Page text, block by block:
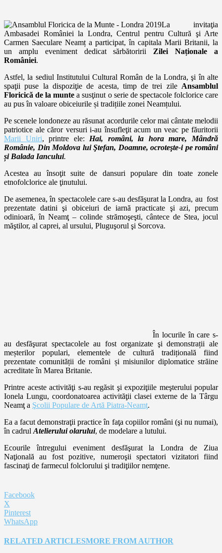
La invitaţia
Ambasadei României la Londra, Centrul pentru Cultură şi Arte
Carmen Saeculare Neamț a participat, în capitala Marii Britanii, la
un amplu eveniment dedicat sărbătoririi Zilei Naționale a
României.
Astfel, la sediul Institutului Cultural Român de la Londra, şi în alte
spaţii puse la dispoziţie de acesta, timp de trei zile Ansamblul
Floricică de la munte a susţinut o serie de spectacole folclorice care
au pus în valoare obiceiurile și tradițiile zonei Neamțului.
Pe scenele londoneze au răsunat acordurile celor mai cântate melodii
patriotice ale căror versuri i-au însufleţit acum un veac pe făuritorii
Marii Uniri, printre ele: Hai, români, la hora mare, Mândră
Românie, Din Moldova lui Ştefan, Doamne, ocroteşte-i pe români
și Balada Iancului.
Acestea au însoţit suite de dansuri populare din toate zonele
etnofolclorice ale ţinutului.
De asemenea, în spectacolele care s-au desfăşurat la Londra, au fost
prezentate datini şi obiceiuri de iarnă practicate şi azi, precum
odinioară, în Neamţ – colinde strămoşeşti, cântece de Stea, jocul
măştilor, al caprei, al ursului, Pluguşorul şi Sorcova.
În locurile în care s-
au desfăşurat spectacolele au fost organizate şi demonstrații ale
meșterilor populari, elementele de cultură tradițională fiind
prezentate comunității de români și misiunilor diplomatice străine
acreditate în Marea Britanie.
Printre aceste activităţi s-au regăsit şi expoziţiile meşterului popular
Ionela Lungu, coordonatoarea activităţii clasei externe de la Târgu
Neamţ a Şcolii Populare de Artă Piatra-Neamţ.
Ea a facut demonstraţii practice în faţa copiilor români (şi nu numai),
în cadrul Atelierului olarului, de modelare a lutului.
Ecourile întregului eveniment desfăşurat la Londra de Ziua
Naţională au fost pozitive, numeroşii spectatori vizitatori fiind
fascinaţi de farmecul folclorului şi tradiţiilor nemţene.
Facebook
X
Pinterest
WhatsApp
RELATED ARTICLESMORE FROM AUTHOR